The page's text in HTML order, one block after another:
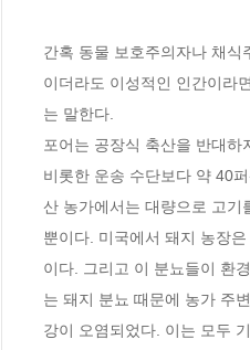
간혹 동물 보호주의자나 채식
이더라도 이성적인 인간이라
는 말한다.
포어는 공장식 축산을 반대
비롯한 운송 수단보다 약 40
산 농가에서는 대량으로 고기
뿐이다. 미국에서 돼지 농장
이다. 그리고 이 분뇨들이 환
는 돼지 분뇨 때문에 농가 주
강이 오염되었다. 이는 모두